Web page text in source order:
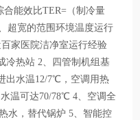
合能效比TER=（制冷量
超宽的范围环境温度运行
家医院洁净室运行经验
冷热站 2、四管制机组基
出水温12/7℃，空调用热
温可达70/78℃ 4、空调全
水，替代锅炉 5、智能控